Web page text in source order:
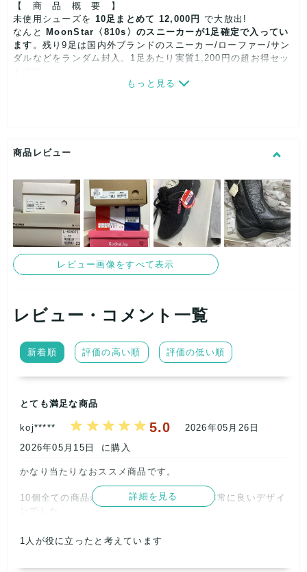
【 商 品 概 要 】
未使用シューズを 10足まとめて 12,000円 で大放出!
なんと
MoonStar〈810s〉のスニーカーが1足確定で入ってい
ます 。残り9足は国内外ブランドのスニーカー/ローファー/サン
ダルなどをランダム封入。1足あたり実質1,200円の超お得セッ
ム)
・スニーカー
・レザーシューズ/ローファー
・サンダル/スリッポン など
────────────────────
【 コ ン デ ィ シ ョ ン 】
・すべて未使用品(店舗展示・過剰在庫・サンプルなど)
・箱やタグが無い場合、保管による微細なスレやヨゴレがある
────────────────────
・ランダムです
・同サイズがそろわない場合がありますので、在庫補充やリメ
イク・景品用途など幅広くご活用ください
────────────────────
・商 品 価 格:12,000円(送料別)
ります)
────────────────────
【 ご 注 意 事 項 】
※内容物の指定はできません。
す。
※画像はイメージです。実際のカラー・モデルは異なります。
もっと見る
商品レビュー
レビュー画像をすべて表示
レビュー・コメント一覧
新着順 評価の高い順 評価の低い順
とても満足な商品
koj***** 5.0
2026年05月26日
2026年05月15日
に購入
かなり当たりなおススメ商品です。
10個全ての商品が売れ残り感は全くなく、非常に良いデザイ
ンでした。
一個12000以上の商品がいくつも入っていました。他の商品
詳細を見る
1 人が役に立ったと考えています